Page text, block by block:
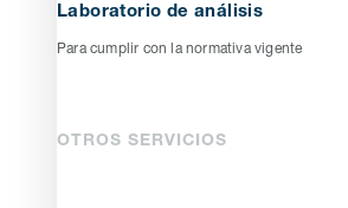
Laboratorio de análisis
Para cumplir con la normativa vigente
OTROS SERVICIOS